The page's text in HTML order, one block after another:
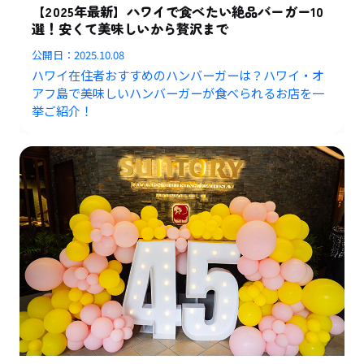
【2025年最新】ハワイで食べたい絶品バーガー10
選！安くて美味しいから贅沢まで
公開日：2025.10.08
ハワイ在住者おすすめのハンバーガーは？ハワイ・オ
アフ島で美味しいハンバーガーが食べられるお店を一
挙ご紹介！